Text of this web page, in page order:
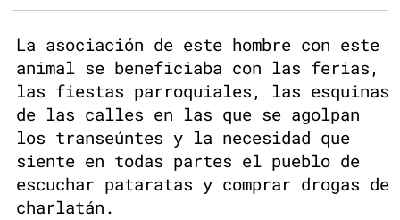
La asociación de este hombre con este
animal se beneficiaba con las ferias,
las fiestas parroquiales, las esquinas
de las calles en las que se agolpan
los transeúntes y la necesidad que
siente en todas partes el pueblo de
escuchar pataratas y comprar drogas de
charlatán.